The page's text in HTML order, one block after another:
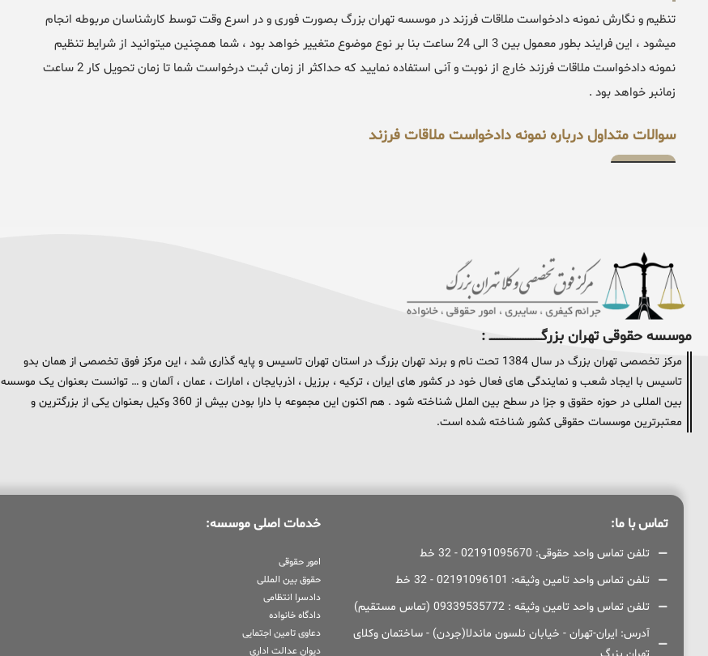
تنظیم و نگارش نمونه دادخواست ملاقات فرزند در موسسه تهران بزرگ بصورت فوری و در اسرع وقت توسط کارشناسان مربوطه انجام
میشود ، این فرایند بطور معمول بین 3 الی 24 ساعت بنا بر نوع موضوع متغییر خواهد بود ، شما همچنین میتوانید از شرایط تنظیم
نمونه دادخواست ملاقات فرزند خارج از نوبت و آنی استفاده نمایید که حداکثر از زمان ثبت درخواست شما تا زمان تحویل کار 2 ساعت
زمانبر خواهد بود .
سوالات متداول درباره نمونه دادخواست ملاقات فرزند
موسسه حقوقی تهران بزرگــــــــــــــــــــــــــــــــ :
مرکز تخصصی تهران بزرگ در سال 1384 تحت نام و برند تهران بزرگ در استان تهران تاسیس و پایه گذاری شد ، این مرکز فوق تخصصی از همان بدو
تاسیس با ایجاد شعب و نمایندگی های فعال خود در کشور های ایران ، ترکیه ، برزیل ، اذربایجان ، امارات ، عمان ، آلمان و … توانست بعنوان یک موسسه
بین المللی در حوزه حقوق و جزا در سطح بین الملل شناخته شود . هم اکنون این مجموعه با دارا بودن بیش از 360 وکیل بعنوان یکی از بزرگترین و
معتبرترین موسسات حقوقی کشور شناخته شده است.
تماس با ما:
تلفن تماس واحد حقوقی: 02191095670 - 32 خط
تلفن تماس واحد تامین وثیقه: 02191096101 - 32 خط
تلفن تماس واحد تامین وثیقه : 09339535772 (تماس مستقیم)
آدرس: ایران-تهران - خیابان نلسون ماندلا(جردن) - ساختمان وکلای
خدمات اصلی موسسه:
امور حقوقی
حقوق بین المللی
دادسرا انتظامی
دادگاه خانواده
دعاوی تامین اجتمایی
دیوان عدالت اداری